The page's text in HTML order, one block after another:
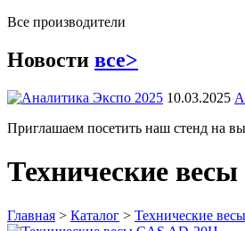
Все производители
Новости все>
10.03.2025
Приглашаем посетить наш стенд на
Технические
Главная > Каталог > Технические весы